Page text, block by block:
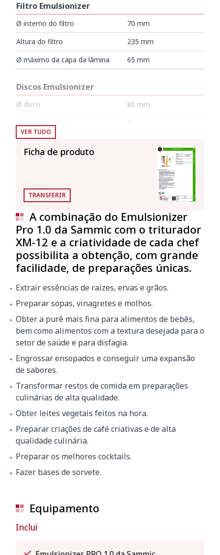
Filtro Emulsionizer
Ø interno do filtro
70 mm
Altura do filtro
235 mm
Ø máximo da capa da lâmina
65 mm
Discos Emulsionizer
Ø disco
80 mm
Tipos de discos incluídos
Altura
Jarro de borossilicato
Altura do jarro
235 mm
Ø externo do jarro
120 mm
Ø interno do jarro
110 - 90 mm
Quantidade máxima de produto
0.8 l
VER TUDO
Ficha de produto
TRANSFERIR
A combinação do Emulsionizer
Pro 1.0 da Sammic com o triturador
XM-12 e a criatividade de cada chef
possibilita a obtenção, com grande
facilidade, de preparações únicas.
Extrair essências de raízes, ervas e grãos.
Preparar sopas, vinagretes e molhos.
Obter a purê mais fina para alimentos de bebês,
bem como alimentos com a textura desejada para o
setor de saúde e para disfagia.
Engrossar ensopados e conseguir uma expansão
de sabores.
Transformar restos de comida em preparações
culinárias de alta qualidade.
Obter leites vegetais feitos na hora.
Preparar criações de café criativas e de alta
qualidade culinária.
Preparar os melhores cocktails.
Fazer bases de sorvete.
Equipamento
Inclui